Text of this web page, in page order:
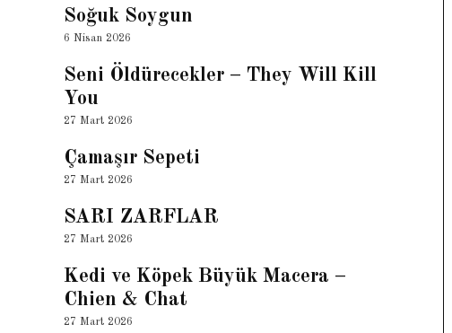
Soğuk Soygun
6 Nisan 2026
Seni Öldürecekler – They Will Kill
You
27 Mart 2026
Çamaşır Sepeti
27 Mart 2026
SARI ZARFLAR
27 Mart 2026
Kedi ve Köpek Büyük Macera –
Chien & Chat
27 Mart 2026